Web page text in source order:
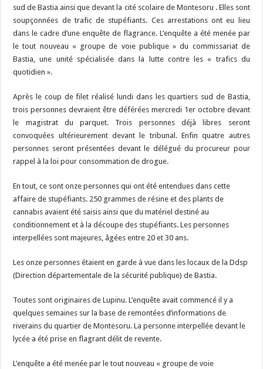
sud de Bastia ainsi que devant la cité scolaire de Montesoru . Elles sont
soupçonnées de trafic de stupéfiants. Ces arrestations ont eu lieu
dans le cadre d’une enquête de flagrance. L’enquête a été menée par
le tout nouveau « groupe de voie publique » du commissariat de
Bastia, une unité spécialisée dans la lutte contre les « trafics du
quotidien ».
Après le coup de filet réalisé lundi dans les quartiers sud de Bastia,
trois personnes devraient être déférées mercredi 1er octobre devant
le magistrat du parquet. Trois personnes déjà libres seront
convoquées ultérieurement devant le tribunal. Enfin quatre autres
personnes seront présentées devant le délégué du procureur pour
rappel à la loi pour consommation de drogue.
En tout, ce sont onze personnes qui ont été entendues dans cette
affaire de stupéfiants. 250 grammes de résine et des plants de
cannabis avaient été saisis ainsi que du matériel destiné au
conditionnement et à la découpe des stupéfiants. Les personnes
interpellées sont majeures, âgées entre 20 et 30 ans.
Les onze personnes étaient en garde à vue dans les locaux de la Ddsp
(Direction départementale de la sécurité publique) de Bastia.
Toutes sont originaires de Lupinu. L’enquête avait commencé il y a
quelques semaines sur la base de remontées d’informations de
riverains du quartier de Montesoru. La personne interpellée devant le
lycée a été prise en flagrant délit de revente.
L’enquête a été menée par le tout nouveau « groupe de voie